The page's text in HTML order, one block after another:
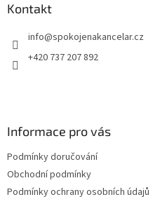
Kontakt
info@spokojenakancelar.cz
+420 737 207 892
Informace pro vás
Podmínky doručování
Obchodní podmínky
Podmínky ochrany osobních údajů